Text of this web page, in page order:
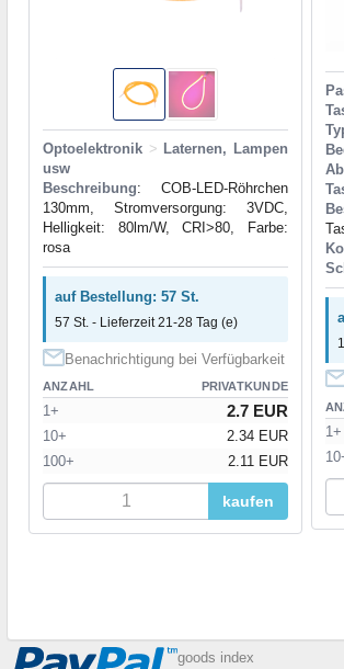
Optoelektronik > Laternen, Lampen
usw
Beschreibung: COB-LED-Röhrchen
130mm, Stromversorgung: 3VDC,
Helligkeit: 80lm/W, CRI>80, Farbe:
rosa
auf Bestellung: 57 St.
57 St. - Lieferzeit 21-28 Tag (e)
Benachrichtigung bei Verfügbarkeit
ANZAHL PRIVATKUNDE
1+ 2.7 EUR
10+
2.34 EUR
100+
2.11 EUR
kaufen
1+
goods index